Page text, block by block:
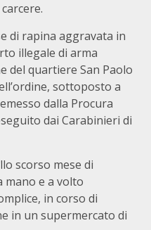
di rapina aggravata in
illegale di arma
del quartiere San Paolo
sottoposto a
dalla Procura
dai Carabinieri di
scorso mese di
e a volto
in corso di
in un supermercato di